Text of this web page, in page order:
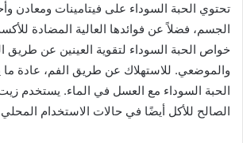
تحتوي الحبة السوداء على فيتامينات ومعادن
الجسم، فضلاً عن فوائدها العالية المضادة
خواص الحبة السوداء لتقوية العينين عن طريق
والموضعي. للاستهلاك عن طريق الفم، عادة
الحبة السوداء مع العسل في الماء. يستخدم
الصالح للأكل أيضًا في حالات الاستخدام